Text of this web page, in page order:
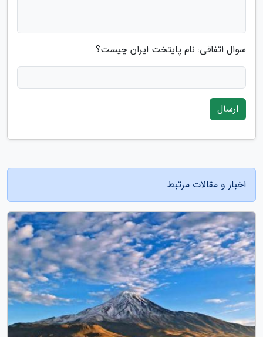
سوال اتفاقی: نام پایتخت ایران چیست؟
ارسال
اخبار و مقالات مرتبط